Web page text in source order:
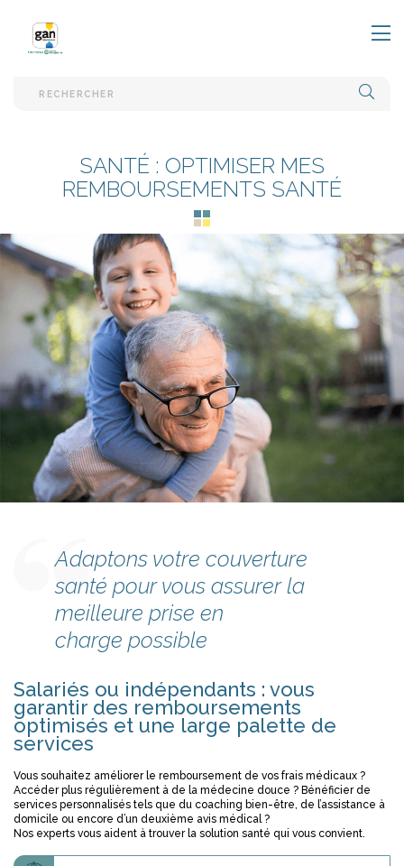
SANTÉ : OPTIMISER MES
REMBOURSEMENTS SANTÉ
Adaptons votre couverture
santé pour vous assurer la
meilleure prise en
charge possible
Salariés ou indépendants : vous
garantir des remboursements
optimisés et une large palette de
services
Vous souhaitez améliorer le remboursement de vos frais médicaux ?
Accéder plus régulièrement à de la médecine douce ? Bénéficier de
services personnalisés tels que du coaching bien-être, de l’assistance à
domicile ou encore d’un deuxième avis médical ?
Nos experts vous aident à trouver la solution santé qui vous convient.